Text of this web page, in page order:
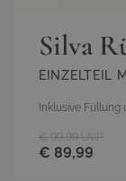
Silva
EINZELTEIL
Inklusive Füllung
€ 89,99
€ 99,99 UVP